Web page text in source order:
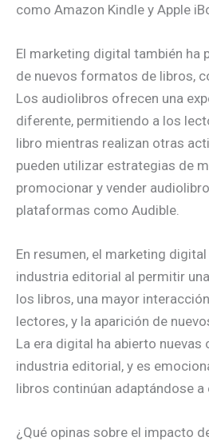
como Amazon Kindle y Apple
El marketing digital también ha
de nuevos formatos de libros,
Los audiolibros ofrecen una
diferente, permitiendo a los
libro mientras realizan otras
pueden utilizar estrategias de
promocionar y vender
plataformas como Audible.
En resumen, el marketing
industria editorial al permitir
los libros, una mayor
lectores, y la aparición de
La era digital ha abierto nuevas
industria editorial, y es
libros continúan adaptándose
¿Qué opinas sobre el impacto